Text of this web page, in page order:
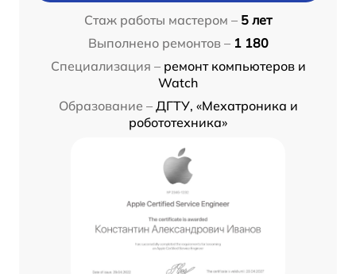
Стаж работы мастером – 5 лет
Выполнено ремонтов – 1 180
Специализация – ремонт компьютеров и
Watch
Образование – ДГТУ, «Мехатроника и
робототехника»